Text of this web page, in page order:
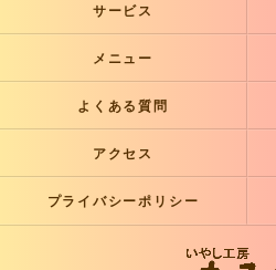
サービス
メニュー
よくある質問
アクセス
プライバシーポリシー